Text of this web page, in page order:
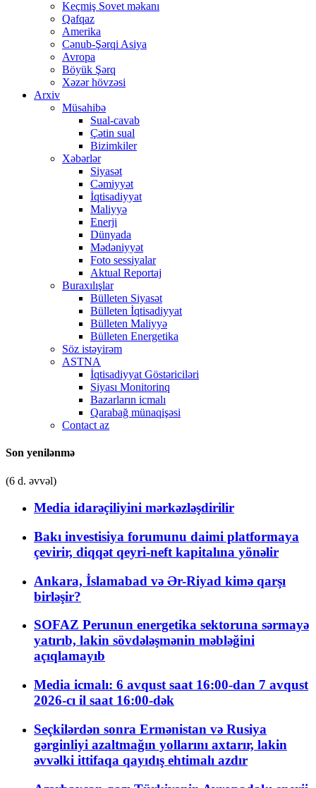
Keçmiş Sovet məkanı
Qafqaz
Amerika
Cənub-Şərqi Asiya
Avropa
Böyük Şərq
Xəzər hövzəsi
Arxiv
Müsahibə
Sual-cavab
Çətin sual
Bizimkiler
Xəbərlər
Siyasət
Cəmiyyət
İqtisadiyyat
Maliyyə
Enerji
Dünyada
Mədəniyyət
Foto sessiyalar
Aktual Reportaj
Buraxılışlar
Bülleten Siyasət
Bülleten İqtisadiyyat
Bülleten Maliyyə
Bülleten Energetika
Söz istəyirəm
ASTNA
İqtisadiyyat Göstəriciləri
Siyası Monitorinq
Bazarların icmalı
Qarabağ münaqişəsi
Contact az
Son yenilənmə
(6 d. əvvəl)
Media idarəçiliyini mərkəzləşdirilir
Bakı investisiya forumunu daimi platformaya
çevirir, diqqət qeyri-neft kapitalına yönəlir
Ankara, İslamabad və Ər-Riyad kimə qarşı
birləşir?
SOFAZ Perunun energetika sektoruna sərmayə
yatırıb, lakin sövdələşmənin məbləğini
açıqlamayıb
Media icmalı: 6 avqust saat 16:00-dan 7 avqust
2026-cı il saat 16:00-dək
Seçkilərdən sonra Ermənistan və Rusiya
gərginliyi azaltmağın yollarını axtarır, lakin
əvvəlki ittifaqa qayıdış ehtimalı azdır